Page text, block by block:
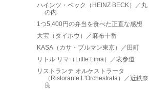
ハインツ・ベック（HEINZ BECK）／丸
の内
1つ5,400円の弁当を食べた正直な感想
大宝（タイホウ）／麻布十番
KASA（カサ・プルマン東京）／田町
リトル リマ（Little Lima）／表参道
リストランテ オルケストラータ
（Ristorante L'Orchestrata）／近鉄奈
良